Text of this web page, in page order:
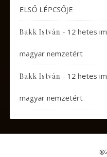
ELSŐ LÉPCSŐJE
Bakk István - 12 hetes
magyar nemzetért
Bakk István - 12 hetes
magyar nemzetért